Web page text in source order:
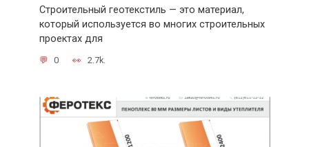
Строительный геотекстиль — это материал,
который используется во многих строительных
проектах для
0 2.7k.